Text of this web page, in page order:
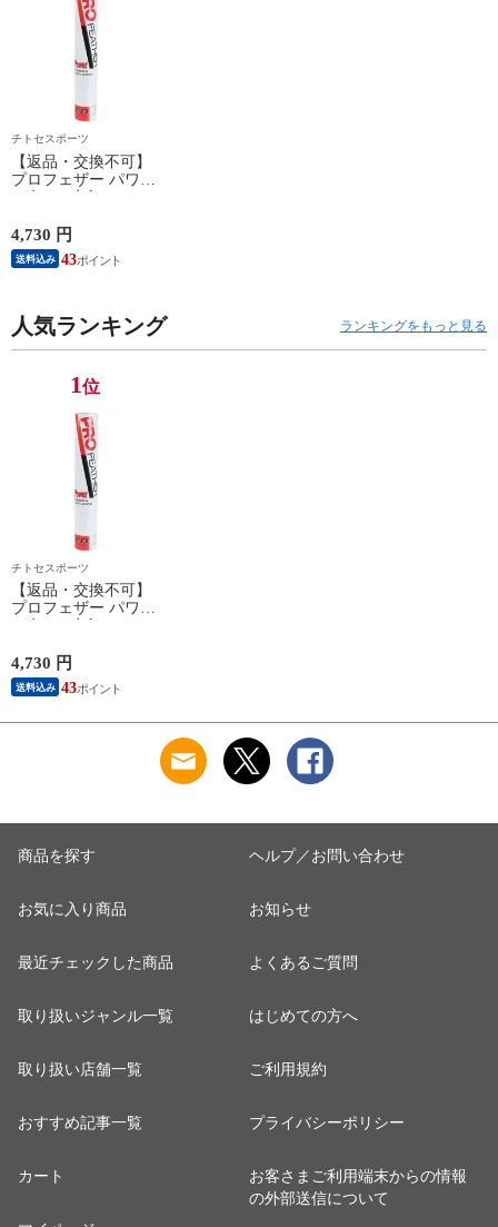
チトセスポーツ
【返品・交換不可】
プロフェザー パワー
1ダース 水鳥シャト
PF-6010 2025SS バド
ミントンシャトル 羽
根 12個入
4,730 円
送料込み 43
人気ランキング ランキングをもっと見る
1位
チトセスポーツ
【返品・交換不可】
プロフェザー パワー
PF-6010 2025SS バド
ミントンシャトル 羽
根 12個入
4,730 円
送料込み 43
商品を探す
お気に入り商品
最近チェックした商品
取り扱いジャンル一覧
取り扱い店舗一覧
おすすめ記事一覧
カート
ヘルプ／お問い合わせ
お知らせ
よくあるご質問
はじめての方へ
ご利用規約
プライバシーポリシー
お客さまご利用端末からの情報
の外部送信について